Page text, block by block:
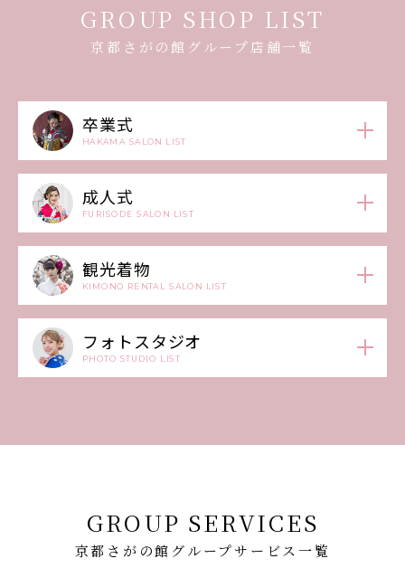
GROUP SHOP LIST
京都さがの館グループ店舗一覧
卒業式
HAKAMA SALON LIST
成人式
FURISODE SALON LIST
観光着物
KIMONO RENTAL SALON LIST
フォトスタジオ
PHOTO STUDIO LIST
GROUP SERVICES
京都さがの館グループサービス一覧